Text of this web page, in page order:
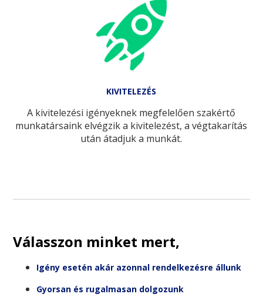
KIVITELEZÉS
A kivitelezési igényeknek megfelelően szakértő
munkatársaink elvégzik a kivitelezést, a végtakarítás
után átadjuk a munkát.
Válasszon minket mert,
Igény esetén akár azonnal rendelkezésre állunk
Gyorsan és rugalmasan dolgozunk